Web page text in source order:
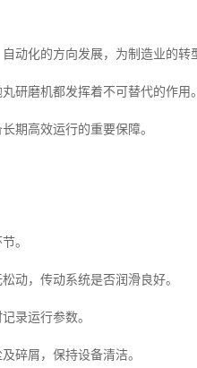
动化的方向发展，为制造业的转
研磨机都发挥着不可替代的作用
期高效运行的重要保障。
。
动，传动系统是否润滑良好。
录运行参数。
碎屑，保持设备清洁。